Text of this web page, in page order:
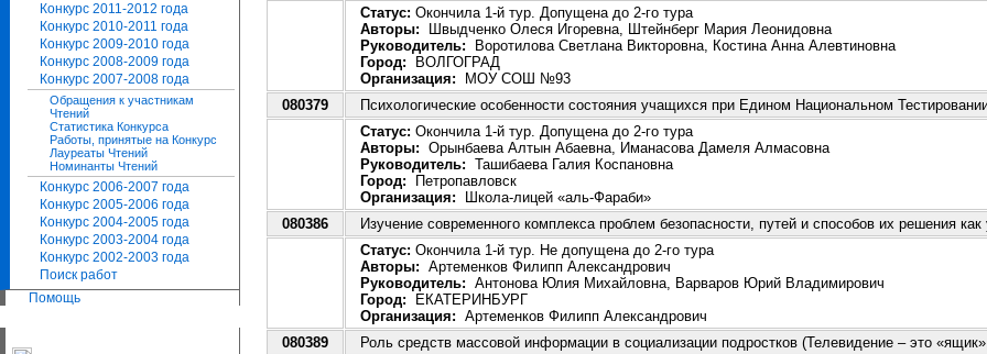
Конкурс 2011-2012 года
Конкурс 2010-2011 года
Конкурс 2009-2010 года
Конкурс 2008-2009 года
Конкурс 2007-2008 года
Обращения к участникам
Чтений
Статистика Конкурса
Работы, принятые на Конкурс
Лауреаты Чтений
Номинанты Чтений
Конкурс 2006-2007 года
Конкурс 2005-2006 года
Конкурс 2004-2005 года
Конкурс 2003-2004 года
Конкурс 2002-2003 года
Поиск работ
Помощь
Статус: Окончила 1-й тур. Допущена до 2-го тура
Авторы: Швыдченко Олеся Игоревна, Штейнберг Мария Леонидовна
Руководитель: Воротилова Светлана Викторовна, Костина Анна Алевтиновна
Город: ВОЛГОГРАД
Организация: МОУ СОШ №93
080379
Психологические особенности состояния учащихся при Едином Национальном
Статус: Окончила 1-й тур. Допущена до 2-го тура
Авторы: Орынбаева Алтын Абаевна, Иманасова Дамеля Алмасовна
Руководитель: Ташибаева Галия Коспановна
Город: Петропавловск
Организация: Школа-лицей «аль-Фараби»
080386
Изучение современного комплекса проблем безопасности, путей и способов их решения как
Статус: Окончила 1-й тур. Не допущена до 2-го тура
Авторы: Артеменков Филипп Александрович
Руководитель: Антонова Юлия Михайловна, Варваров Юрий Владимирович
Город: ЕКАТЕРИНБУРГ
Организация: Артеменков Филипп Александрович
080389
Роль средств массовой информации в социализации подростков (Телевидение – это